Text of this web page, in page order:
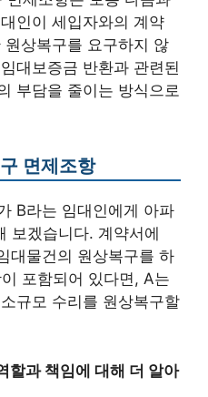
인이 세입자와의 계약
상복구를 요구하지 않
대보증금 반환과 관련된
부담을 줄이는 방식으로
면제조항
B라는 임대인에게 아파
보겠습니다. 계약서에
대물건의 원상복구를 하
포함되어 있다면, A는
규모 수리를 원상복구할
할과 책임에 대해 더 알아